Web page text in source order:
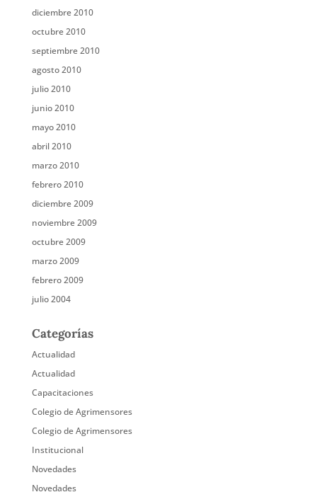
diciembre 2010
octubre 2010
septiembre 2010
agosto 2010
julio 2010
junio 2010
mayo 2010
abril 2010
marzo 2010
febrero 2010
diciembre 2009
noviembre 2009
octubre 2009
marzo 2009
febrero 2009
julio 2004
Categorías
Actualidad
Actualidad
Capacitaciones
Colegio de Agrimensores
Colegio de Agrimensores
Institucional
Novedades
Novedades